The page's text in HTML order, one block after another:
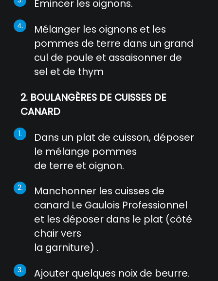
Émincer les oignons.
Mélanger les oignons et les
pommes de terre dans un grand
cul de poule et assaisonner de
sel et de thym
2. BOULANGÈRES DE CUISSES DE
CANARD
Dans un plat de cuisson, déposer
le mélange pommes
de terre et oignon.
Manchonner les cuisses de
canard Le Gaulois Professionnel
et les déposer dans le plat (côté
chair vers
la garniture) .
Ajouter quelques noix de beurre.